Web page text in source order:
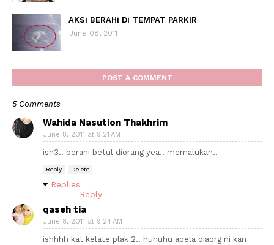
AKSi BERAHi Di TEMPAT PARKIR
June 08, 2011
POST A COMMENT
5 Comments
Wahida Nasution Thakhrim
June 8, 2011 at 9:21 AM
ish3.. berani betul diorang yea.. memalukan..
Reply Delete
Replies
Reply
qaseh tia
June 8, 2011 at 9:24 AM
ishhhh kat kelate plak 2.. huhuhu apela diaorg ni kan